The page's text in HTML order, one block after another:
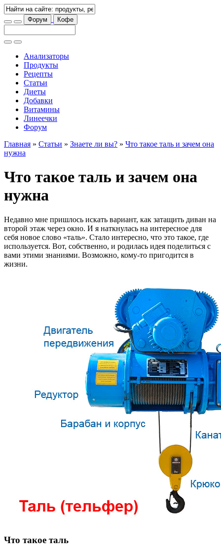
Форум Кофе
Анализаторы
Продукты
Рецепты
Статьи
Диеты
Добавки
Витамины
Линеечки
Форум
Главная » Статьи » Знаете ли вы? » Что такое таль и зачем она
нужна
Что такое таль и зачем она
нужна
Недавно мне пришлось искать вариант, как затащить диван на
второй этаж через окно. И я наткнулась на интересное для
себя новое слово «таль». Стало интересно, что это такое, где
используется. Вот, собственно, и родилась идея поделиться с
вами этими знаниями. Возможно, кому-то пригодится в
жизни.
Что такое таль